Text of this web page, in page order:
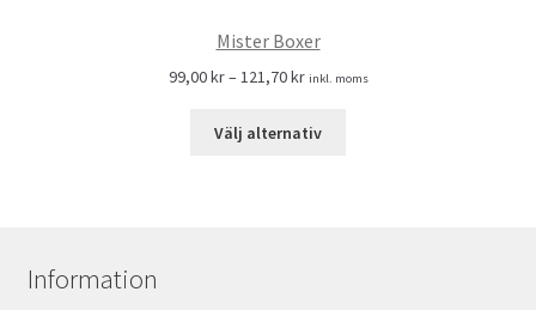
Mister Boxer
99,00kr–121,70kr inkl. moms
Välj alternativ
Information